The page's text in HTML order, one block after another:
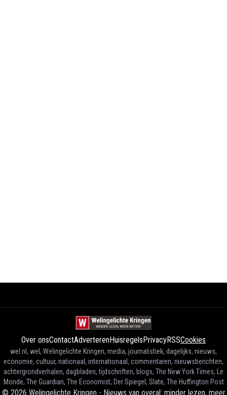
Over onsContactAdverterenHuisregelsPrivacyRSSCookies
wel.nl, wel, Welingelichte Kringen, media, journalistiek, dagelijks, nieuws,
economie, cultuur, nationaal, internationaal, commentaren, nieuwsberichten,
achtergrondverhalen, dagbladen, tijdschriften, blogs, The New York Times, Le
Monde, The Guardian, The Economist, Der Spiegel, Slate, The Huffington Post
© 2026 Welingelichte Kringen - Nieuws van overal: minder lezen, meer